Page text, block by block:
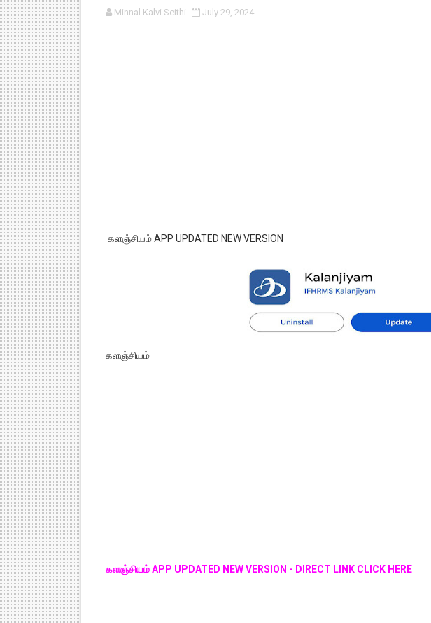
பள்ளி காலை வழிபாட்டுச் செயல்பாடுகள் - டிசம்பர் 17
Minnal Kalvi Seithi July 29, 2024
களஞ்சியம் APP UPDATED NEW VERSION
களஞ்சியம்
களஞ்சியம் APP UPDATED NEW VERSION - DIRECT LINK CLICK HERE